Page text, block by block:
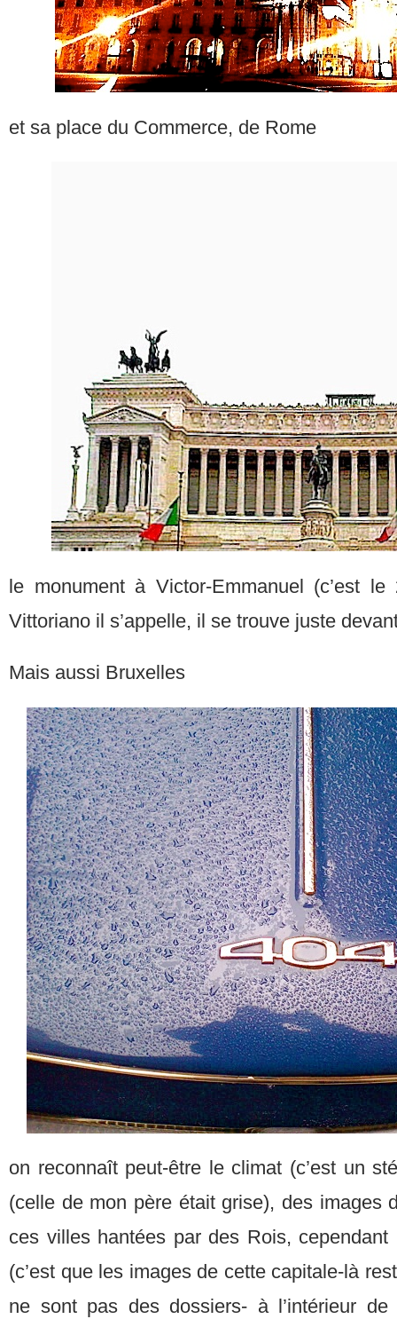
et sa place du Commerce, de Rome
le monument à Victor-Emmanuel (c’est
Vittoriano il s’appelle, il se trouve juste
Mais aussi Bruxelles
on reconnaît peut-être le climat (c’est un
(celle de mon père était grise), des images
ces villes hantées par des Rois,
(c’est que les images de cette capitale-là
ne sont pas des dossiers- à l’intérieur